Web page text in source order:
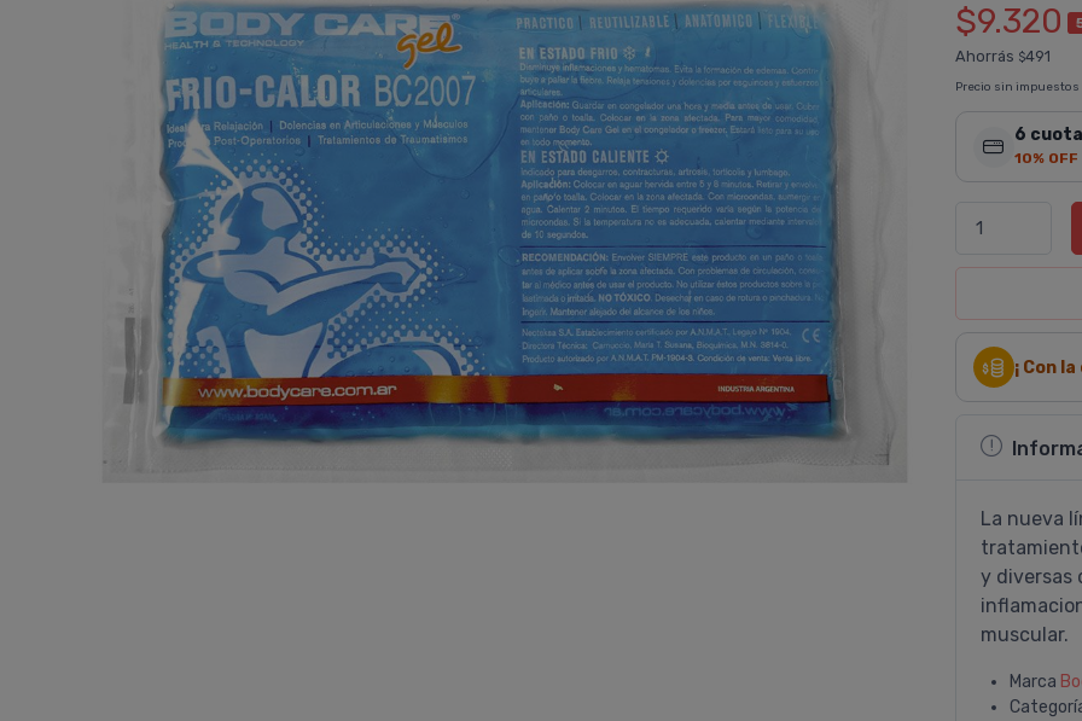
$9.320
Ahorrás $491
Precio sin
6
10% OFF
¡ Con
La nueva
y diversas
muscular.
Marca